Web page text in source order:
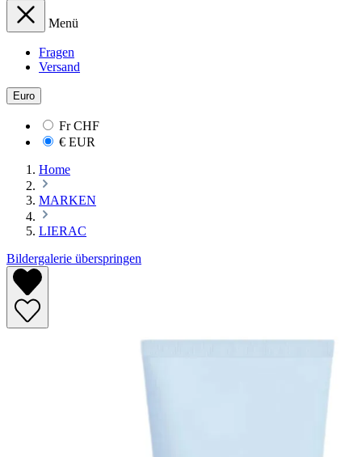
Menü
Fragen
Versand
Euro
FrCHF
€ EUR
Home
MARKEN
LIERAC
Bildergalerie überspringen